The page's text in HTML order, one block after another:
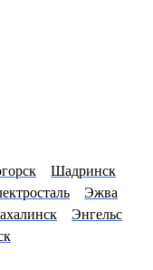
Шадринск
Эжва
Энгельс